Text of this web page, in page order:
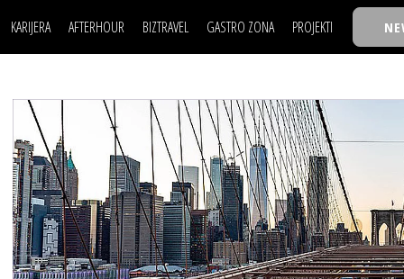
KARIJERA
LJUDI (HR)
MOJ UGAO
USAVRŠAVANJE
KNOW-HOW
AFTERHOUR
KNJIGE
AUTO SVET
WELLBEING
BIZTRAVEL GASTRO ZONA PROJEKTI
TASTY TALKS
30 ISPOD 30
BACK TO
BIZBENDOVI
BIZKOLEGIJUM
POSAO
MOJ UGAO
USAVRŠAVANJE
KNOW-HOW
FILM I SCENA
AUTO SVET
WELLBEING
NAJKOLEGA
30 ISPOD 30
BACK TO
BIZBENDOVI
BIZKOLEGIJUM
BMW BIZNIS
BIZLIFE WEEK